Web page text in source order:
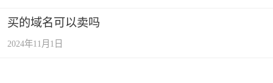
买的域名可以卖吗
2024年11月1日